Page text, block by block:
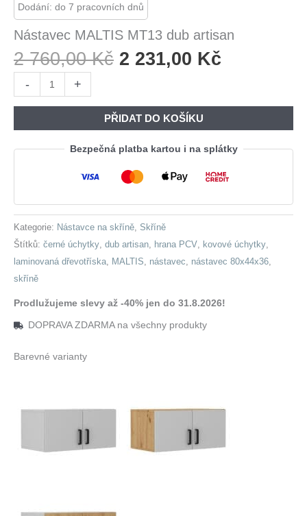
Dodání: do 7 pracovních dnů
Nástavec MALTIS MT13 dub artisan
2 760,00Kč Původní
2
760,00 Kč.
2 231,00 Kč
231,00
-
Nástavec
MALTIS
dub
artisan
+
PŘIDAT DO KOŠÍKU
Bezpečná platba kartou i na splátky
Kategorie: Nástavce na skříně, Skříně
Štítků: černé úchytky, dub artisan, hrana PCV, kovové úchytky,
laminovaná dřevotříska, MALTIS, nástavec, nástavec 80x44x36,
skříně
Prodlužujeme slevy až -40% jen do 31.8.2026!
DOPRAVA ZDARMA na všechny produkty
Barevné varianty